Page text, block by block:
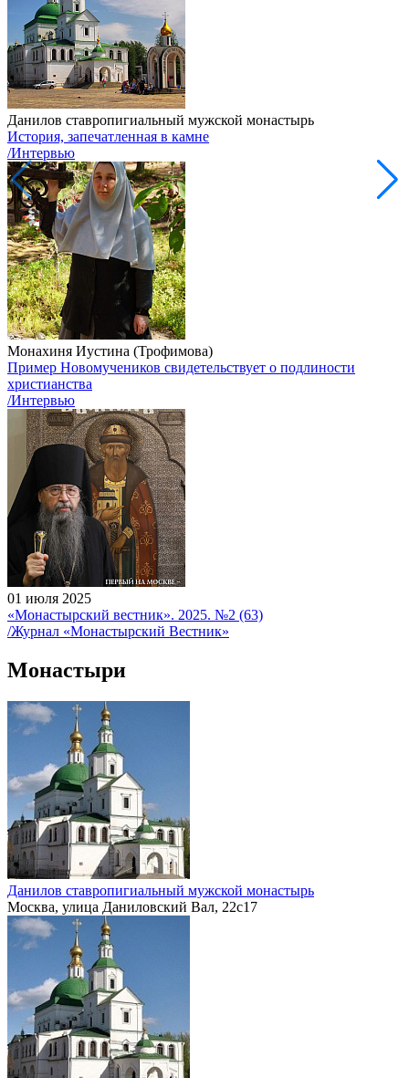
Данилов ставропигиальный мужской монастырь
История, запечатленная в камне
/Интервью
Монахиня Иустина (Трофимова)
Пример Новомучеников свидетельствует о подлиности
христианства
/Интервью
01 июля 2025
«Монастырский вестник». 2025. №2 (63)
/Журнал «Монастырский Вестник»
Монастыри
Данилов ставропигиальный мужской монастырь
Москва, улица Даниловский Вал, 22с17